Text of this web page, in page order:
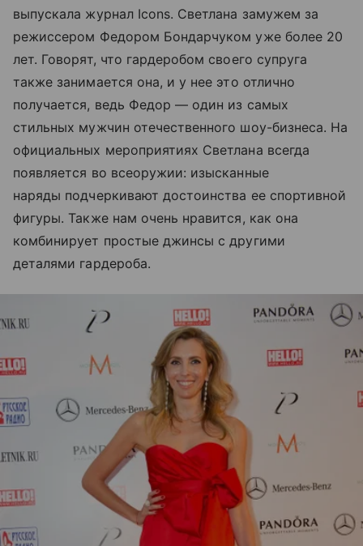
выпускала журнал Icons. Светлана замужем за
режиссером Федором Бондарчуком уже более 20
лет. Говорят, что гардеробом своего супруга
также занимается она, и у нее это отлично
получается, ведь Федор — один из самых
стильных мужчин отечественного шоу-бизнеса. На
официальных мероприятиях Светлана всегда
появляется во всеоружии: изысканные
наряды подчеркивают достоинства ее спортивной
фигуры. Также нам очень нравится, как она
комбинирует простые джинсы с другими
деталями гардероба.